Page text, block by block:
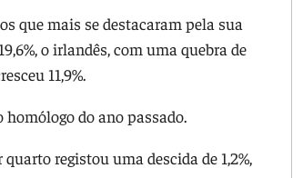
que mais se destacaram pela sua
o irlandês, com uma quebra de
11,9%.
do ano passado.
registou uma descida de 1,2%,